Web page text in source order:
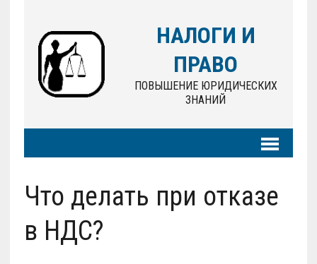
НАЛОГИ И
ПРАВО
ПОВЫШЕНИЕ ЮРИДИЧЕСКИХ
ЗНАНИЙ
Что делать при отказе
в НДС?